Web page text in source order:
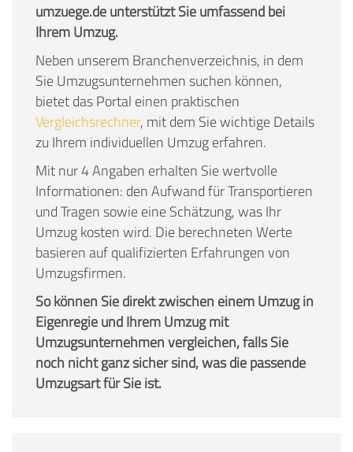
umzuege.de unterstützt Sie umfassend bei
Ihrem Umzug.
Neben unserem Branchenverzeichnis, in dem
Sie Umzugsunternehmen suchen können,
bietet das Portal einen praktischen
Vergleichsrechner, mit dem Sie wichtige Details
zu Ihrem individuellen Umzug erfahren.
Mit nur 4 Angaben erhalten Sie wertvolle
Informationen: den Aufwand für Transportieren
und Tragen sowie eine Schätzung, was Ihr
Umzug kosten wird. Die berechneten Werte
basieren auf qualifizierten Erfahrungen von
Umzugsfirmen.
So können Sie direkt zwischen einem Umzug in
Eigenregie und Ihrem Umzug mit
Umzugsunternehmen vergleichen, falls Sie
noch nicht ganz sicher sind, was die passende
Umzugsart für Sie ist.